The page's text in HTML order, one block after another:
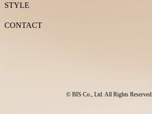
STYLE
CONTACT
© BIS Co., Ltd. All Rights Reserved.